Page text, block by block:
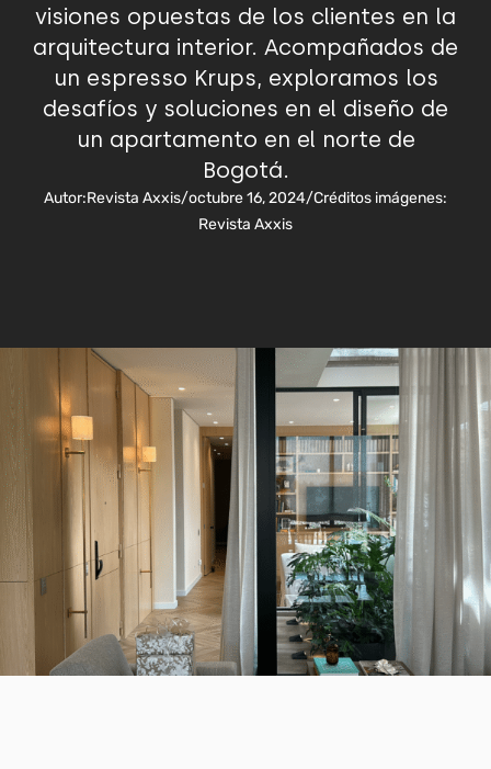
visiones opuestas de los clientes en la
arquitectura interior. Acompañados de
un espresso Krups, exploramos los
desafíos y soluciones en el diseño de
un apartamento en el norte de
Bogotá.
Autor:Revista Axxis/octubre 16, 2024/Créditos imágenes:
Revista Axxis